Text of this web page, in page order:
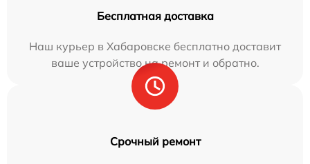
Бесплатная доставка
Наш курьер в Хабаровске бесплатно доставит
ваше устройство на ремонт и обратно.
Срочный ремонт